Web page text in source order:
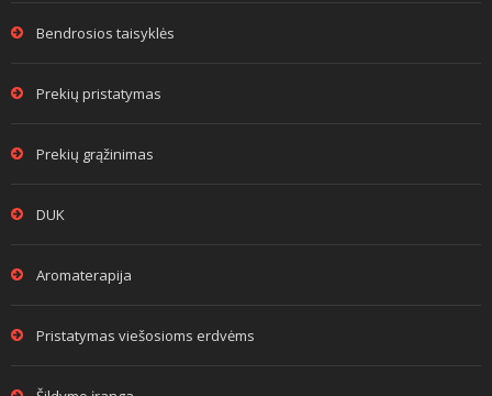
Bendrosios taisyklės
Prekių pristatymas
Prekių grąžinimas
DUK
Aromaterapija
Pristatymas viešosioms erdvėms